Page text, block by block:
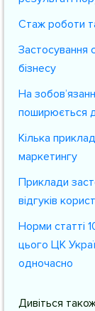
Стаж роботи
Застосування
бізнесу
На
поширюється
Кілька
маркетингу
Приклади
відгуків
Норми статті
цього ЦК
одночасно
Дивіться